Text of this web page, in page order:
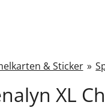
& Sticker »
XL